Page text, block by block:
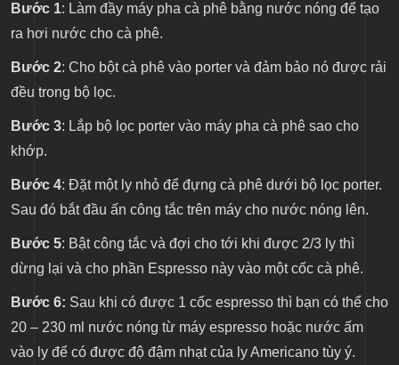
Bước 1: Làm đầy máy pha cà phê bằng nước nóng để tạo
ra hơi nước cho cà phê.
Bước 2: Cho bột cà phê vào porter và đảm bảo nó được rải
đều trong bộ lọc.
Bước 3: Lắp bộ lọc porter vào máy pha cà phê sao cho
khớp.
Bước 4: Đặt một ly nhỏ để đựng cà phê dưới bộ lọc porter.
Sau đó bắt đầu ấn công tắc trên máy cho nước nóng lên.
Bước 5: Bật công tắc và đợi cho tới khi được 2/3 ly thì
dừng lại và cho phần Espresso này vào một cốc cà phê.
Bước 6: Sau khi có được 1 cốc espresso thì bạn có thể cho
20 – 230 ml nước nóng từ máy espresso hoặc nước ấm
vào ly để có được độ đậm nhạt của ly Americano tùy ý.